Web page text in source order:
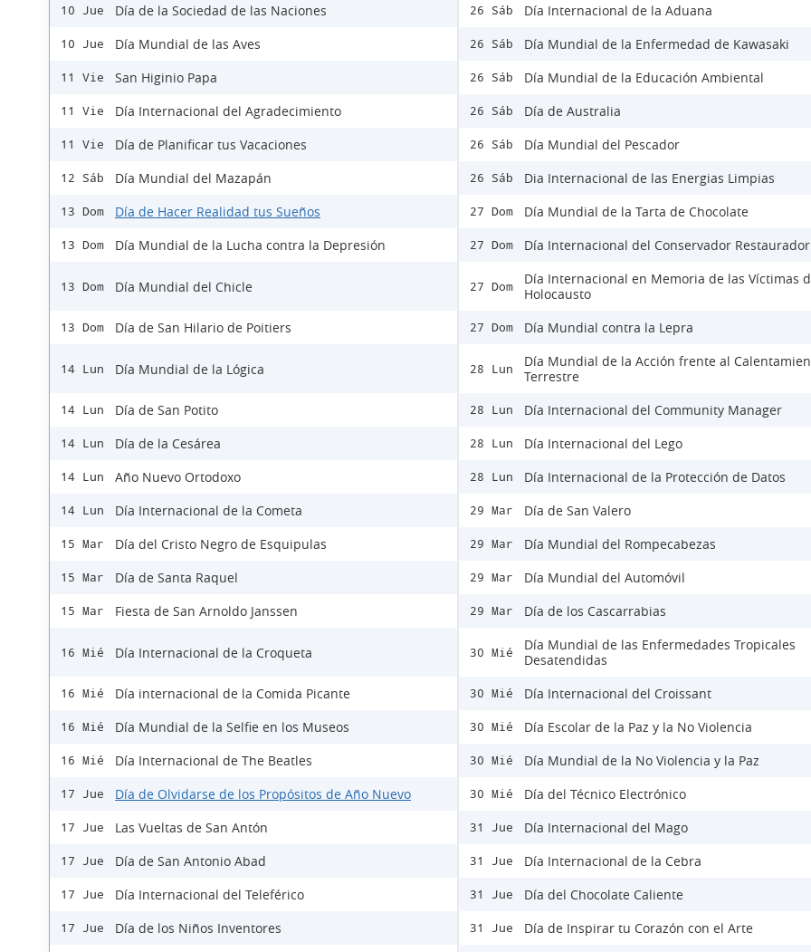
10 Jue Día de la Sociedad de las Naciones
10 Jue Día Mundial de las Aves
11 Vie San Higinio Papa
11 Vie Día Internacional del Agradecimiento
11 Vie Día de Planificar tus Vacaciones
12 Sáb Día Mundial del Mazapán
13 Dom Día de Hacer Realidad tus Sueños
13 Dom Día Mundial de la Lucha contra la Depresión
13 Dom Día Mundial del Chicle
13 Dom Día de San Hilario de Poitiers
14 Lun Día Mundial de la Lógica
14 Lun Día de San Potito
14 Lun Día de la Cesárea
14 Lun Año Nuevo Ortodoxo
14 Lun Día Internacional de la Cometa
15 Mar Día del Cristo Negro de Esquipulas
15 Mar Día de Santa Raquel
15 Mar Fiesta de San Arnoldo Janssen
16 Mié Día Internacional de la Croqueta
16 Mié Día internacional de la Comida Picante
16 Mié Día Mundial de la Selfie en los Museos
16 Mié Día Internacional de The Beatles
17 Jue Día de Olvidarse de los Propósitos de Año Nuevo
17 Jue Las Vueltas de San Antón
17 Jue Día de San Antonio Abad
17 Jue Día Internacional del Teleférico
17 Jue Día de los Niños Inventores
26 Sáb Día Internacional de la Aduana
26 Sáb Día Mundial de la Enfermedad de Kawasaki
26 Sáb Día Mundial de la Educación Ambiental
26 Sáb Día de Australia
26 Sáb Día Mundial del Pescador
26 Sáb Dia Internacional de las Energias Limpias
27 Dom Día Mundial de la Tarta de Chocolate
27 Dom Día Internacional del Conservador Restaurador
27 Dom
Día Internacional en Memoria de las Víctimas
Holocausto
27 Dom Día Mundial contra la Lepra
28 Lun
Día Mundial de la Acción frente al
Terrestre
28 Lun Día Internacional del Community Manager
28 Lun Día Internacional del Lego
28 Lun Día Internacional de la Protección de Datos
29 Mar Día de San Valero
29 Mar Día Mundial del Rompecabezas
29 Mar Día Mundial del Automóvil
29 Mar Día de los Cascarrabias
30 Mié
Día Mundial de las Enfermedades Tropicales
Desatendidas
30 Mié Día Internacional del Croissant
30 Mié Día Escolar de la Paz y la No Violencia
30 Mié Día Mundial de la No Violencia y la Paz
30 Mié Día del Técnico Electrónico
31 Jue Día Internacional del Mago
31 Jue Día Internacional de la Cebra
31 Jue Día del Chocolate Caliente
31 Jue Día de Inspirar tu Corazón con el Arte